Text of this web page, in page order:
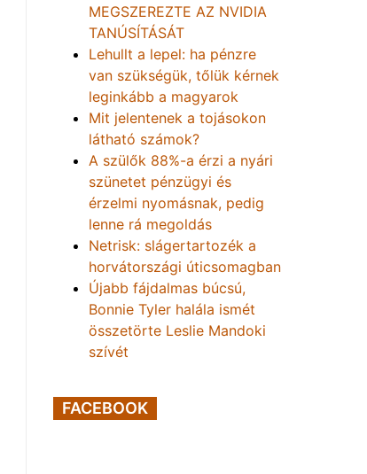
MEGSZEREZTE AZ NVIDIA
TANÚSÍTÁSÁT
Lehullt a lepel: ha pénzre
van szükségük, tőlük kérnek
leginkább a magyarok
Mit jelentenek a tojásokon
látható számok?
A szülők 88%-a érzi a nyári
szünetet pénzügyi és
érzelmi nyomásnak, pedig
lenne rá megoldás
Netrisk: slágertartozék a
horvátországi úticsomagban
Újabb fájdalmas búcsú,
Bonnie Tyler halála ismét
összetörte Leslie Mandoki
szívét
FACEBOOK